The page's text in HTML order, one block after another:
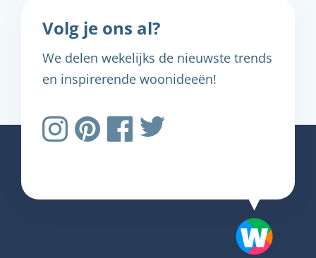
Volg je ons al?
We delen wekelijks de nieuwste trends
en inspirerende woonideeën!